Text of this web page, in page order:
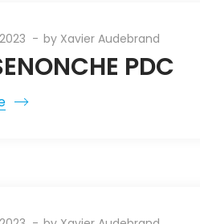
by Xavier Audebrand
PDC